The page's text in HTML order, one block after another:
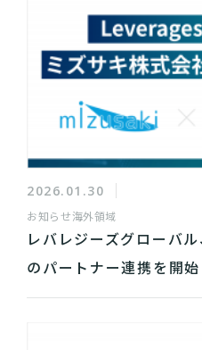
2026.01.30
お知らせ海外領域
レバレジーズグローバ
のパートナー連携を開始